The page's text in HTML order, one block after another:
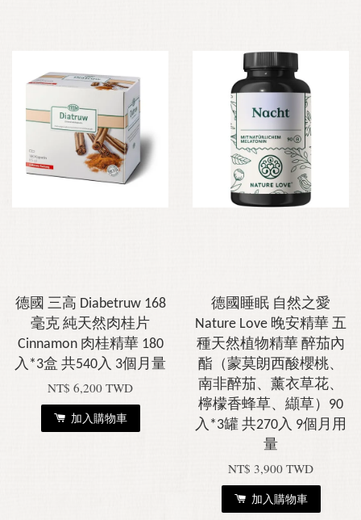
德國 三高 Diabetruw 168
毫克 純天然肉桂片
Cinnamon 肉桂精華 180
入*3盒 共540入 3個月量
NT$ 6,200 TWD
加入購物車
德國睡眠 自然之愛
Nature Love 晚安精華 五
種天然植物精華 醉茄內
酯（蒙莫朗西酸櫻桃、
南非醉茄、薰衣草花、
檸檬香蜂草、纈草）90
入*3罐 共270入 9個月用
量
NT$ 3,900 TWD
加入購物車